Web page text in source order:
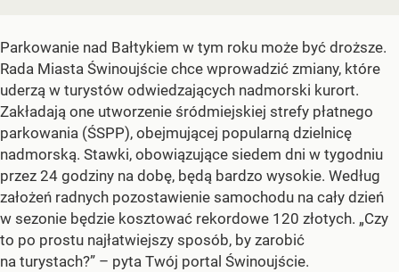
Parkowanie nad Bałtykiem w tym roku może być droższe.
Rada Miasta Świnoujście chce wprowadzić zmiany, które
uderzą w turystów odwiedzających nadmorski kurort.
Zakładają one utworzenie śródmiejskiej strefy płatnego
parkowania (ŚSPP), obejmującej popularną dzielnicę
nadmorską. Stawki, obowiązujące siedem dni w tygodniu
przez 24 godziny na dobę, będą bardzo wysokie. Według
założeń radnych pozostawienie samochodu na cały dzień
w sezonie będzie kosztować rekordowe 120 złotych. „Czy
to po prostu najłatwiejszy sposób, by zarobić
na turystach?” – pyta Twój portal Świnoujście.